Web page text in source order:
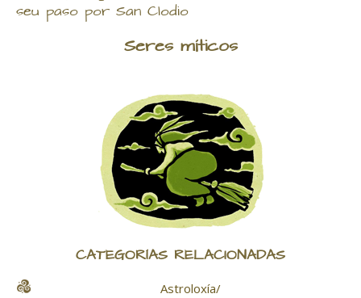
seu paso por San Clodio
Seres míticos
CATEGORÍAS RELACIONADAS
Astroloxía/